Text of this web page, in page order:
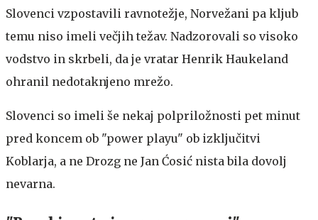
Slovenci vzpostavili ravnotežje, Norvežani pa kljub
temu niso imeli večjih težav. Nadzorovali so visoko
vodstvo in skrbeli, da je vratar Henrik Haukeland
ohranil nedotaknjeno mrežo.
Slovenci so imeli še nekaj polpriložnosti pet minut
pred koncem ob "power playu" ob izključitvi
Koblarja, a ne Drozg ne Jan Ćosić nista bila dovolj
nevarna.